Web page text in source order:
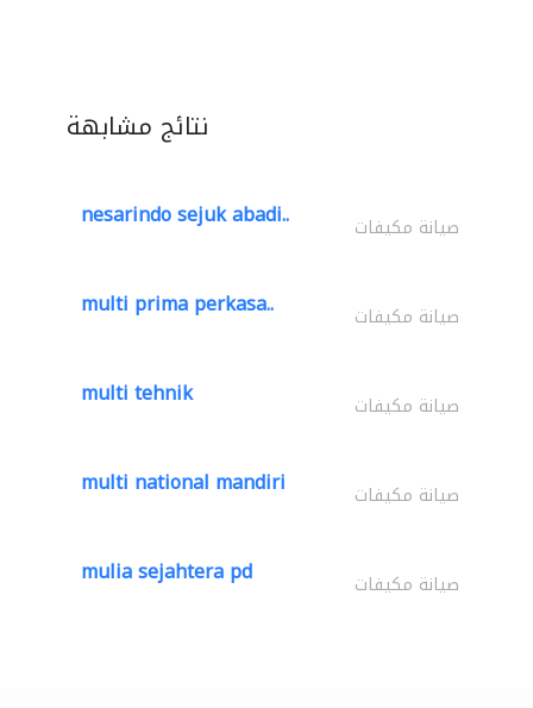
نتائج مشابهة
nesarindo sejuk abadi.. صيانة مكيفات
multi prima perkasa.. صيانة مكيفات
multi tehnik صيانة مكيفات
multi national mandiri صيانة مكيفات
mulia sejahtera pd صيانة مكيفات